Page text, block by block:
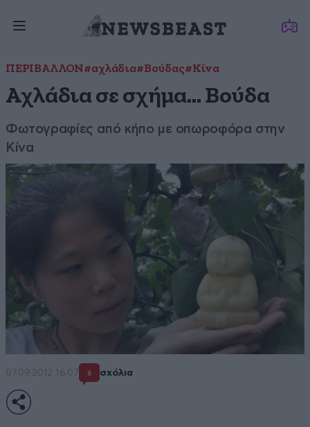
ΠΕΡΙΒΑΛΛΟΝ#αχλάδια#Βούδας#Κίνα
Αχλάδια σε σχήμα… Βούδα
Φωτογραφίες από κήπο με οπωροφόρα στην
Κίνα
07·09·2012 16:07 6 σχόλια